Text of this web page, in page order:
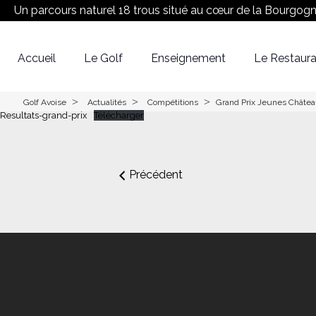
Un parcours naturel 18 trous situé au cœur de la
Accueil
Le Golf
Enseignement Le
Golf Avoise > Actualités > Compétitions > Grand Prix Jeunes
Resultats-grand-prix Télécharger
Précédent